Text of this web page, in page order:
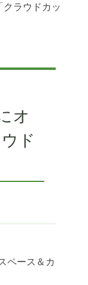
ラウドカッ
オ
ド
ペース＆カ